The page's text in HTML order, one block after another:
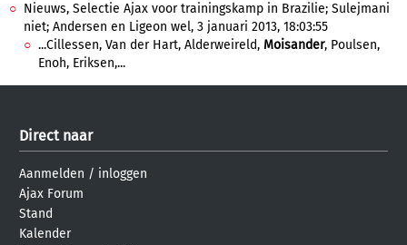
Nieuws, Selectie Ajax voor trainingskamp in Brazilie; Sulejmani
niet; Andersen en Ligeon wel, 3 januari 2013, 18:03:55
...Cillessen, Van der Hart, Alderweireld, Moisander, Poulsen,
Enoh, Eriksen,...
Direct naar
Aanmelden / inloggen
Ajax Forum
Stand
Kalender